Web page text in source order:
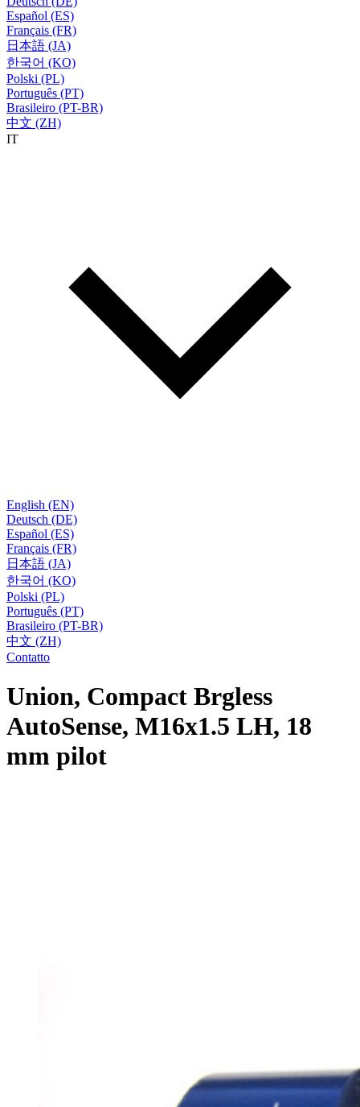
Español (ES)
Français (FR)
日本語 (JA)
한국어 (KO)
Polski (PL)
Português (PT)
Brasileiro (PT-BR)
中文 (ZH)
IT
English (EN)
Deutsch (DE)
Español (ES)
Français (FR)
日本語 (JA)
한국어 (KO)
Polski (PL)
Português (PT)
Brasileiro (PT-BR)
中文 (ZH)
Contatto
Union, Compact Brgless
AutoSense, M16x1.5 LH, 18
mm pilot